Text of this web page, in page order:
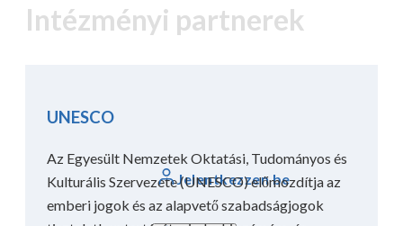
Jelentkezzen be
Intézményi partnerek
UNESCO
Az Egyesült Nemzetek Oktatási, Tudományos és
Kulturális Szervezete (UNESCO) előmozdítja az
emberi jogok és az alapvető szabadságjogok